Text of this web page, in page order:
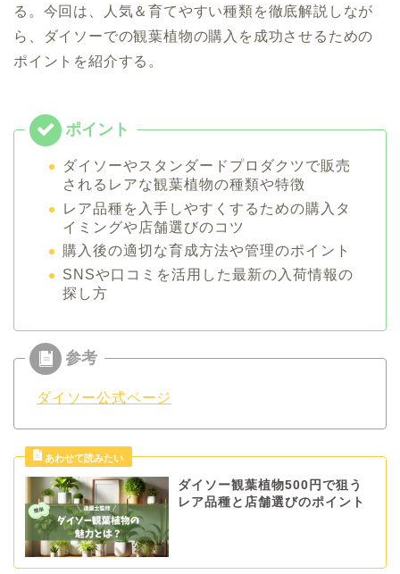
る。今回は、人気＆育てやすい種類を徹底解説しなが
ら、ダイソーでの観葉植物の購入を成功させるための
ポイントを紹介する。
ダイソーやスタンダードプロダクツで販売
されるレアな観葉植物の種類や特徴
レア品種を入手しやすくするための購入タ
イミングや店舗選びのコツ
購入後の適切な育成方法や管理のポイント
SNSや口コミを活用した最新の入荷情報の
探し方
ダイソー公式ページ
ダイソー観葉植物500円で狙う
レア品種と店舗選びのポイント